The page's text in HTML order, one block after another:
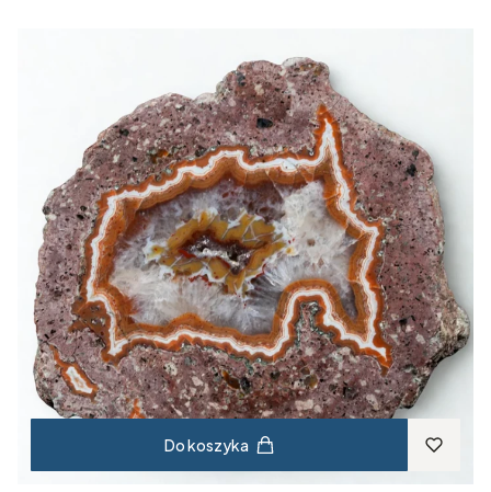
Do koszyka